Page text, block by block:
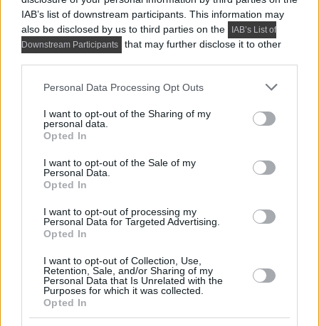
IAB’s list of downstream participants. This information may
also be disclosed by us to third parties on the
IAB’s List of
Downstream Participants
that may further disclose it to other
Please note that this website/app uses one or more Google
not limited to your visit or usage behaviour. You may click to
grant or deny consent to Google and its third-party tags to
use your data for below specified purposes in below Google
consent section.
Personal Data Processing Opt Outs
I want to opt-out of the Sharing of my
personal data.
Opted In
I want to opt-out of the Sale of my
Personal Data.
Opted In
I want to opt-out of processing my
Personal Data for Targeted Advertising.
Opted In
I want to opt-out of Collection, Use,
Retention, Sale, and/or Sharing of my
Personal Data that Is Unrelated with the
Purposes for which it was collected.
Opted In
PRAKTIKUS LAKBERENDEZÉSI ÖTLETEK, TIPPEK, TANÁCSOK
5 látványos hálószobai megoldás,
amelyet később könnyű megbánni